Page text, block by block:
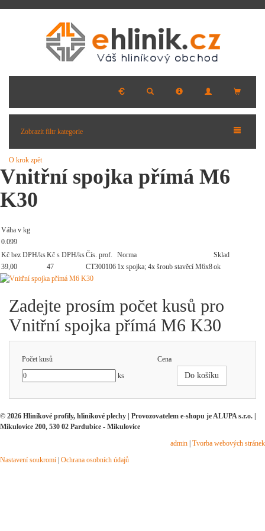
Zobrazit filtr kategorie
O krok zpět
Vnitřní spojka přímá M6
K30
Váha v kg
0.099
Kč bez DPH/ksKč s DPH/ksČís. prof. Norma
Sklad
39,00
47 CT300106 1x spojka; 4x šroub stavěcí M6x8ok
Zadejte prosím počet kusů pro
Vnitřní spojka přímá M6 K30
Počet kusů
Cena
ks
Do košíku
© 2026 Hliníkové profily, hliníkové plechy | Provozovatelem e-shopu je ALUPA s.r.o. |
Mikulovice 200, 530 02 Pardubice - Mikulovice
admin Tvorba webových stránek
Nastavení soukromí Ochrana osobních údajů